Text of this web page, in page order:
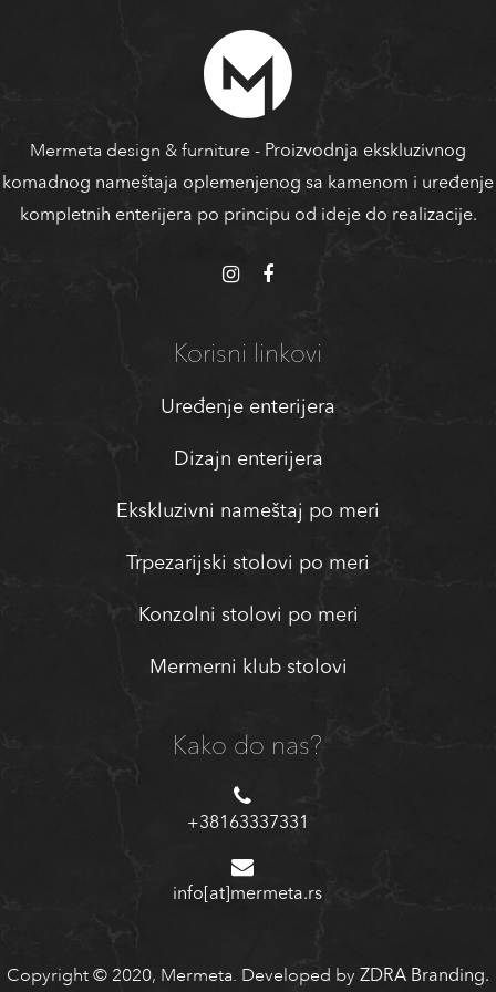
Mermeta design & furniture - Proizvodnja ekskluzivnog
komadnog nameštaja oplemenjenog sa kamenom i uređenje
kompletnih enterijera po principu od ideje do realizacije.
Korisni linkovi
Uređenje enterijera
Dizajn enterijera
Ekskluzivni nameštaj po meri
Trpezarijski stolovi po meri
Konzolni stolovi po meri
Mermerni klub stolovi
Kako do nas?
+38163337331
info[at]mermeta.rs
Copyright © 2020, Mermeta. Developed by ZDRA Branding.